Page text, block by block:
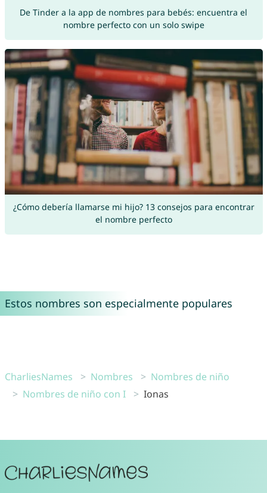
De Tinder a la app de nombres para bebés: encuentra el
nombre perfecto con un solo swipe
¿Cómo debería llamarse mi hijo? 13 consejos para encontrar
el nombre perfecto
Estos nombres son especialmente populares
CharliesNames Nombres
Nombres de niño
Nombres de niño con I
Ionas